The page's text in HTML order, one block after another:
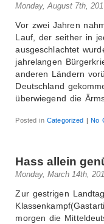
Monday, August 7th,
Vor zwei Jahren
Lauf, der seither in
ausgeschlachtet
jahrelangen
anderen Ländern
Deutschland
überwiegend die
Posted inCategorized | No
Hass allein
Monday, March 14th,
Zur gestrigen
morgen die